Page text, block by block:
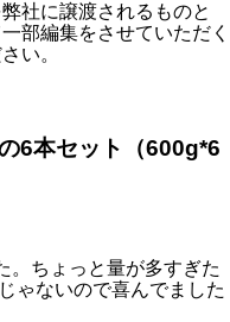
社に譲渡されるものと
部編集をさせていただく
い。
6本セット（600g*6
。ちょっと量が多すぎた
ゃないので喜んでました